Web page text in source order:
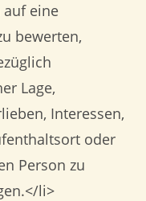
auf eine
bewerten,
Lage,
Interessen,
oder
Person zu
li>